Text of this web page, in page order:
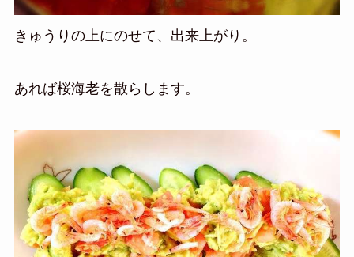
きゅうりの上にのせて、出来上がり。
あれば桜海老を散らします。